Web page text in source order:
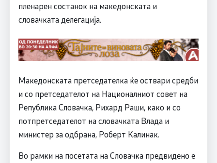
пленарен состанок на македонската и
словачката делегација.
Македонската претседателка ќе оствари средби
и со претседателот на Националниот совет на
Република Словачка, Рихард Раши, како и со
потпретседателот на словачката Влада и
министер за одбрана, Роберт Калинак.
Во рамки на посетата на Словачка предвидено е